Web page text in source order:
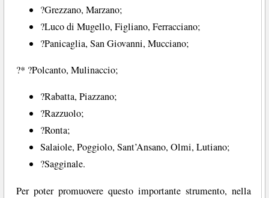
?Grezzano, Marzano;
?Luco di Mugello, Figliano, Ferracciano;
?Panicaglia, San Giovanni, Mucciano;
?* ?Polcanto, Mulinaccio;
?Rabatta, Piazzano;
?Razzuolo;
?Ronta;
Salaiole, Poggiolo, Sant’Ansano, Olmi, Lutiano;
?Sagginale.
Per poter promuovere questo importante strumento, nella